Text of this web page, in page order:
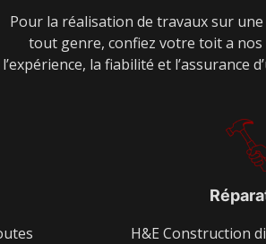
Pour la réalisation de travaux sur
tout genre, confiez votre toit a
l’expérience, la fiabilité et l’assurance
H&E Construction